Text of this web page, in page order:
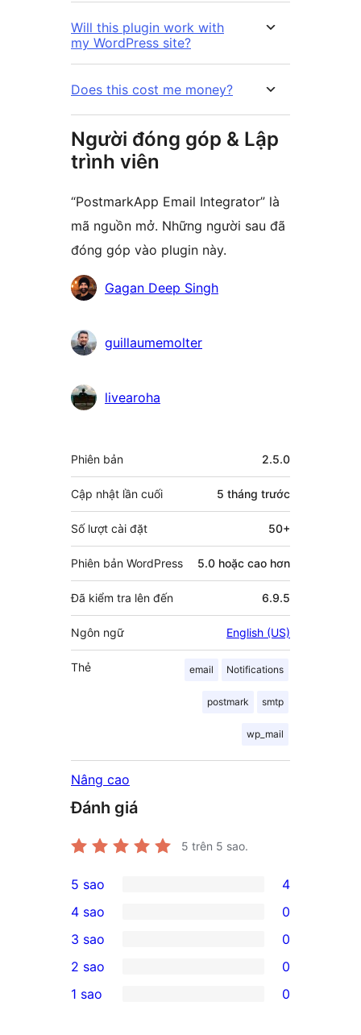
Will this plugin work with
my WordPress site?
Does this cost me money?
Người đóng góp & Lập
trình viên
“PostmarkApp Email Integrator” là
mã nguồn mở. Những người sau đã
đóng góp vào plugin này.
Những
đóng
góp
Gagan Deep Singh
guillaumemolter
livearoha
Meta
Phiên bản 2.5.0
Cập nhật lần cuối 5 tháng trước
Số lượt cài đặt 50+
Phiên bản WordPress 5.0 hoặc cao hơn
Đã kiểm tra lên đến 6.9.5
Ngôn ngữ English (US)
Thẻ email Notifications
postmark smtp
wp_mail
Nâng cao
Đánh giá
5 trên 5 sao.
4
5-
star
reviews
5 sao 4
4-
star
reviews
4 sao 0
0
3-
star
3 sao 0
2-
2 sao 0
1 sao 0